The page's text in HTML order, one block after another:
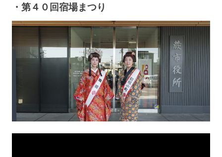
・第４０回宿場まつり